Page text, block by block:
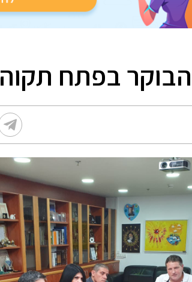
הבוקר בפתח תקוה